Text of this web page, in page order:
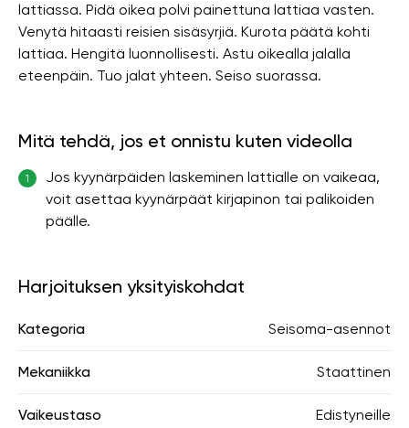
lattiassa. Pidä oikea polvi painettuna lattiaa vasten.
Venytä hitaasti reisien sisäsyrjiä. Kurota päätä kohti
lattiaa. Hengitä luonnollisesti. Astu oikealla jalalla
eteenpäin. Tuo jalat yhteen. Seiso suorassa.
Mitä tehdä, jos et onnistu kuten videolla
1
Jos kyynärpäiden laskeminen lattialle on vaikeaa,
voit asettaa kyynärpäät kirjapinon tai palikoiden
päälle.
Harjoituksen yksityiskohdat
Kategoria Seisoma-asennot
Mekaniikka Staattinen
Vaikeustaso Edistyneille